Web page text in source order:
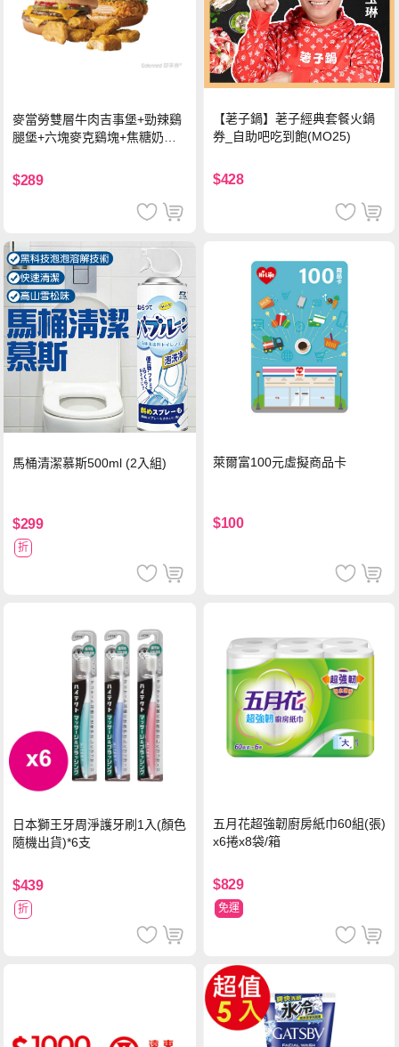
麥當勞雙層牛肉吉事堡+勁辣鷄
腿堡+六塊麥克鷄塊+焦糖奶茶
$289
【荖子鍋】荖子經典套餐火鍋
券_自助吧吃到飽(MO25)
$428
馬桶清潔慕斯500ml (2入組)
$299
折
萊爾富100元虛擬商品卡
$100
日本獅王牙周淨護牙刷1入(顏色
隨機出貨)*6支
$439
折
五月花超強韌廚房紙巾60組(張)
x6捲x8袋/箱
$829
免運